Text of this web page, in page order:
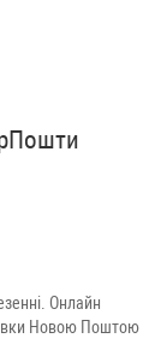
Онлайн
Новою Поштою